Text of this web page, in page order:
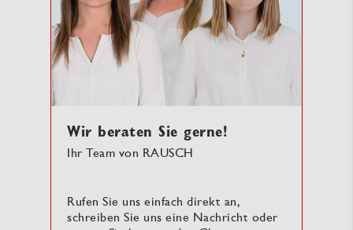
Wir beraten Sie gerne!
Ihr Team von RAUSCH
Rufen Sie uns einfach direkt an,
schreiben Sie uns eine Nachricht oder